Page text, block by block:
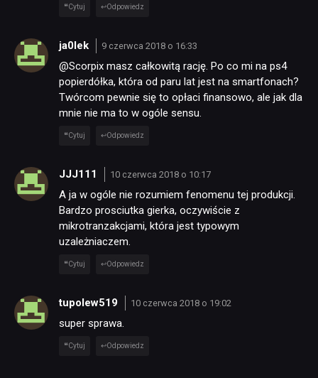
Cytuj Odpowiedz
ja0lek 9 czerwca 2018 o 16:33
@Scorpix masz całkowitą rację. Po co mi na ps4
popierdółka, która od paru lat jest na smartfonach?
Twórcom pewnie się to opłaci finansowo, ale jak dla
mnie nie ma to w ogóle sensu.
Cytuj Odpowiedz
JJJ111 10 czerwca 2018 o 10:17
A ja w ogóle nie rozumiem fenomenu tej produkcji.
Bardzo prosciutka gierka, oczywiście z
mikrotranzakcjami, która jest typowym
uzależniaczem.
Cytuj Odpowiedz
tupolew519 10 czerwca 2018 o 19:02
super sprawa.
Cytuj Odpowiedz